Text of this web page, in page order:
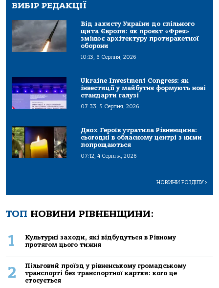
ВИБІР РЕДАКЦІЇ
Від захисту України до спільного
щита Європи: як проєкт «Фрея»
змінює архітектуру протиракетної
оборони
10:13, 6 Серпня, 2026
Ukraine Investment Congress: як
інвестиції у майбутнє формують нові
стандарти галузі
07:33, 5 Серпня, 2026
Двох Героїв утратила Рівненщина:
сьогодні в обласному центрі з ними
попрощаються
07:12, 4 Серпня, 2026
НОВИНИ РОЗДІЛУ>
ТОП НОВИНИ РІВНЕНЩИНИ:
1
Культурні заходи, які відбудуться в Рівному
протягом цього тижня
2
Пільговий проїзд у рівненському громадському
транспорті без транспортної картки: кого це
стосується